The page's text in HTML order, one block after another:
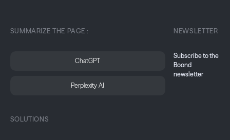
SUMMARIZE THE PAGE :
ChatGPT
Perplexity AI
SOLUTIONS
NEWSLETTER
Subscribe to the
Boond
newsletter